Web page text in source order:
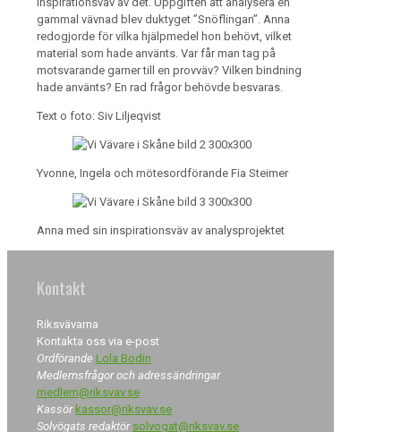
gammal vävnad blev duktyget ”Snöflingan”. Anna
redogjorde för vilka hjälpmedel hon behövt, vilket
material som hade använts. Var får man tag på
motsvarande garner till en provväv? Vilken bindning
hade använts? En rad frågor behövde besvaras.
Text o foto: Siv Liljeqvist
Yvonne, Ingela och mötesordförande Fia Steimer
Anna med sin inspirationsväv av analysprojektet
Kontakt
Riksvävarna
Kontakta oss via e-post
Ordförande Lola Bodin
Medlemsfrågor och adressändringar
medlem@riksvav.se
Kassör kassor@riksvav.se
Solvögats redaktör solvogat@riksvav.se